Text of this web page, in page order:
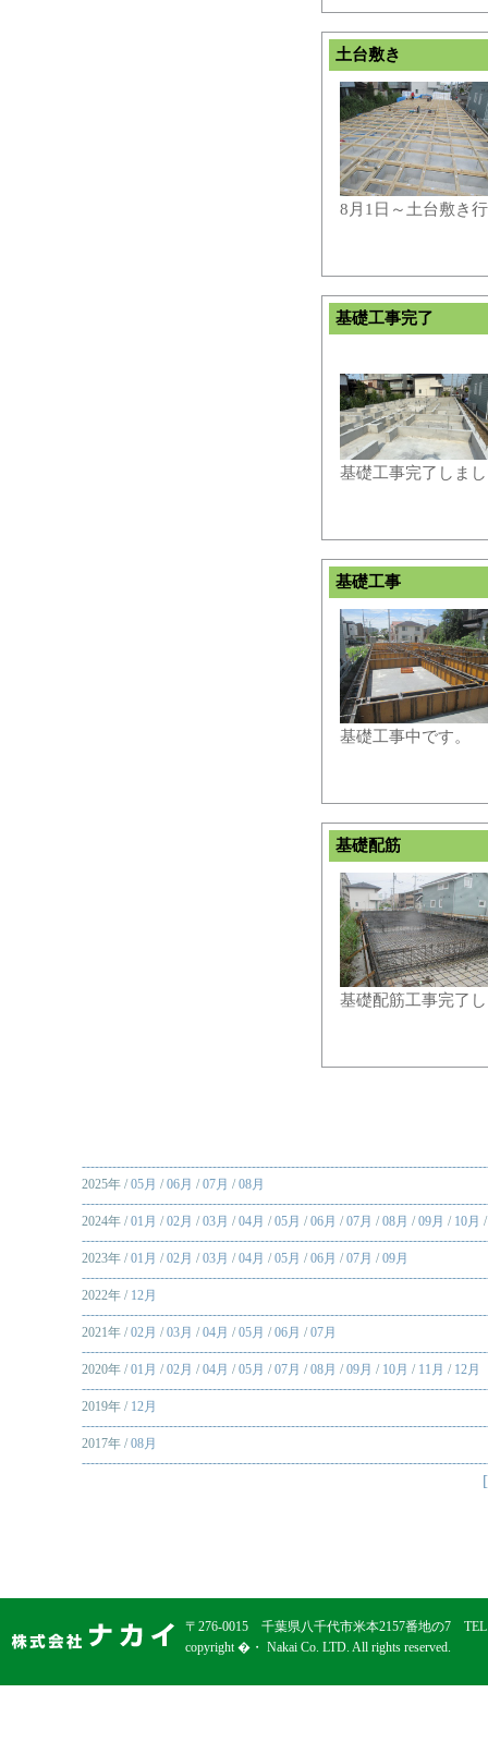
土台敷き
8月1日～土台敷き
基礎工事完了
基礎工事完了しま
基礎工事
基礎工事中です。
基礎配筋
基礎配筋工事完了
2025年 /05月 /06月 /07月 /08月
2024年 /01月 /02月 /03月 /04月 /05月 /06月 /07月 /08月 /09月 / 10月
2023年 /01月 /02月 /03月 /04月 /05月 /06月 /07月 /09月
2022年 / 12月
2021年 /02月 /03月 /04月 /05月 /06月 /07月
2020年 /01月 /02月 /04月 /05月 /07月 /08月 /09月 / 10月 / 11月 / 12月
2019年 / 12月
2017年 /08月
〒276-0015 千葉県八千代市米本2157番地の7 TEL.
copyright �・ Nakai Co. LTD. All rights reserved.